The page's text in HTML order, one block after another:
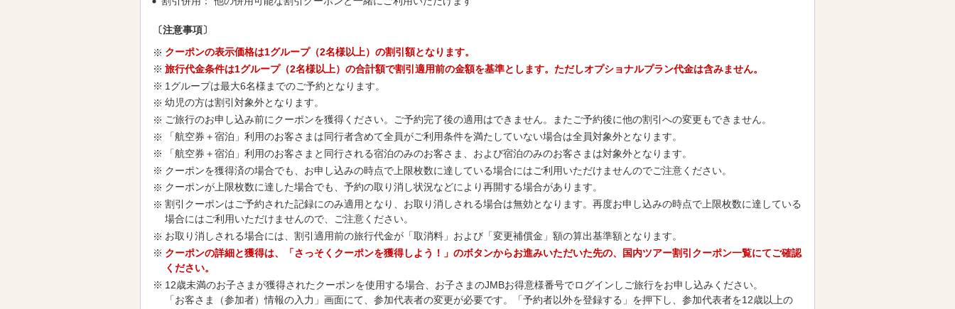
〔注意事項〕
クーポンの表示価格は1グループ（2名様以上）の割引額となります。
旅行代金条件は1グループ（2名様以上）の合計額で割引適用前の金額を基準とします。ただしオプショナルプラン代金は含みません。
1グループは最大6名様までのご予約となります。
幼児の方は割引対象外となります。
ご旅行のお申し込み前にクーポンを獲得ください。ご予約完了後の適用はできません。またご予約後に他の割引への変更もできません。
「航空券＋宿泊」利用のお客さまは同行者含めて全員がご利用条件を満たしていない場合は全員対象外となります。
「航空券＋宿泊」利用のお客さまと同行される宿泊のみのお客さま、および宿泊のみのお客さまは対象外となります。
クーポンを獲得済の場合でも、お申し込みの時点で上限枚数に達している場合にはご利用いただけませんのでご注意ください。
クーポンが上限枚数に達した場合でも、予約の取り消し状況などにより再開する場合があります。
割引クーポンはご予約された記録にのみ適用となり、お取り消しされる場合は無効となります。再度お申し込みの時点で上限枚数に達している
場合にはご利用いただけませんので、ご注意ください。
お取り消しされる場合には、割引適用前の旅行代金が「取消料」および「変更補償金」額の算出基準額となります。
クーポンの詳細と獲得は、「さっそくクーポンを獲得しよう！」のボタンからお進みいただいた先の、国内ツアー割引クーポン一覧にてご確認
ください。
12歳未満のお子さまが獲得されたクーポンを使用する場合、お子さまのJMBお得意様番号でログインしご旅行をお申し込みください。
「お客さま（参加者）情報の入力」画面にて、参加代表者の変更が必要です。「予約者以外を登録する」を押下し、参加代表者を12歳以上の